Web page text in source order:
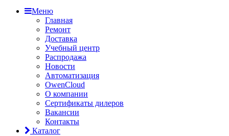
Меню
Главная
Ремонт
Доставка
Учебный центр
Распродажа
Новости
Автоматизация
OwenCloud
О компании
Сертификаты дилеров
Вакансии
Контакты
Каталог